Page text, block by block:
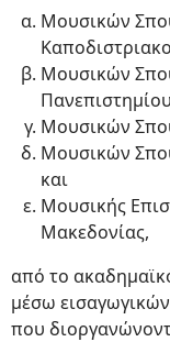
Μουσικών
Μουσικών
Μουσικών
Μουσικών
και
Μουσικής
Μακεδονίας,
από το
μέσω
που